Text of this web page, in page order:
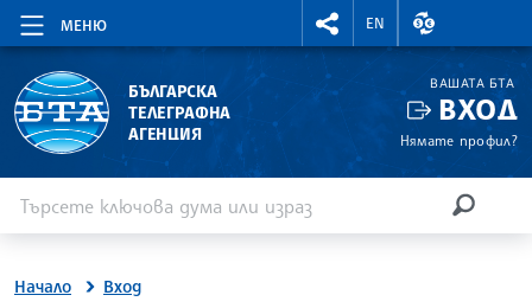
МЕНЮ
RIGHTMENU.SOCIAL
EN
ВАЛУТНИ
БЪЛГАРСКА
ТЕЛЕГРАФНА
АГЕНЦИЯ
ВАШАТА БТА
ВХОД
Нямате профил?
Начало Вход